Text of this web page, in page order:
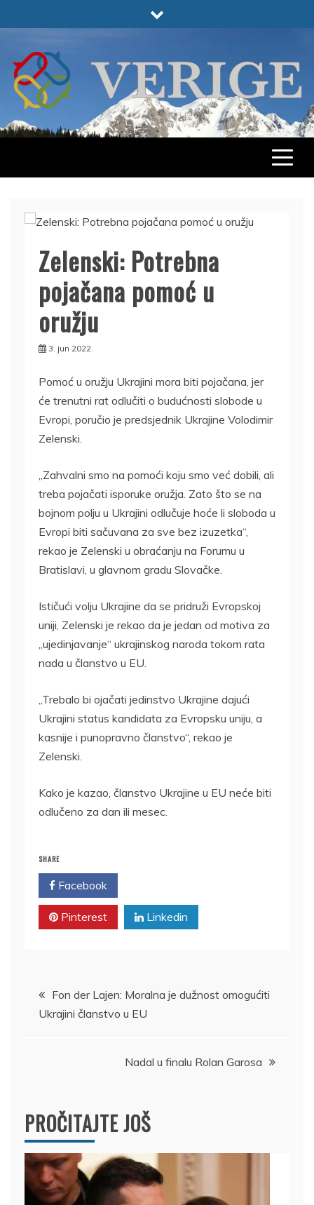
to
VERIGE
ODABRANO
Zelenski: Potrebna
pojačana pomoć u
oružju
3. jun 2022.
Pomoć u oružju Ukrajini mora biti pojačana, jer
će trenutni rat odlučiti o budućnosti slobode u
Evropi, poručio je predsjednik Ukrajine Volodimir
Zelenski.
„Zahvalni smo na pomoći koju smo već dobili, ali
treba pojačati isporuke oružja. Zato što se na
bojnom polju u Ukrajini odlučuje hoće li sloboda u
Evropi biti sačuvana za sve bez izuzetka“,
rekao je Zelenski u obraćanju na Forumu u
Bratislavi, u glavnom gradu Slovačke.
Ističući volju Ukrajine da se pridruži Evropskoj
uniji, Zelenski je rekao da je jedan od motiva za
„ujedinjavanje“ ukrajinskog naroda tokom rata
nada u članstvo u EU.
„Trebalo bi ojačati jedinstvo Ukrajine dajući
Ukrajini status kandidata za Evropsku uniju, a
kasnije i punopravno članstvo“, rekao je
Zelenski.
Kako je kazao, članstvo Ukrajine u EU neće biti
odlučeno za dan ili mesec.
SHARE
Facebook
Pinterest Linkedin
Kretanje
članka
Fon der Lajen: Moralna je dužnost omogućiti
Ukrajini članstvo u EU
Nadal u finalu Rolan Garosa
PROČITAJTE JOŠ